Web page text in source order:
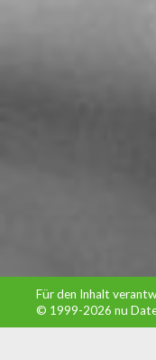
Für den Inhalt
© 1999-2026 nu